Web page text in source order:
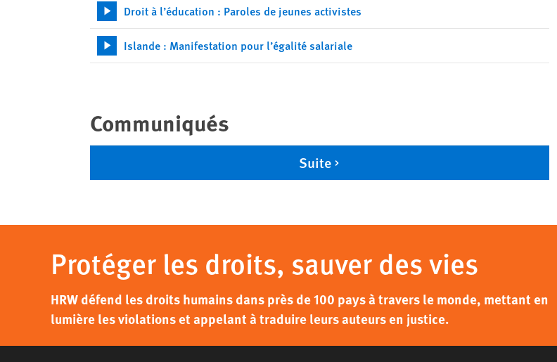
Droit à l’éducation : Paroles de jeunes activistes
Islande : Manifestation pour l’égalité salariale
Communiqués
Suite
Protéger les droits, sauver des vies
HRW défend les droits humains dans près de 100 pays à travers le monde, mettant en
lumière les violations et appelant à traduire leurs auteurs en justice.